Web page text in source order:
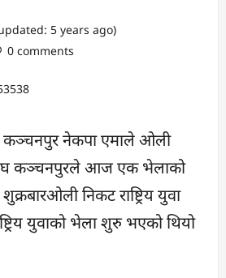
5 years ago)
0 comments
कञ्चनपुर नेकपा एमाले ओली
सघ कञ्चनपुरले आज एक भेलाको
निकट राष्ट्रिय युवा
युवाको भेला शुरु भएको थियो